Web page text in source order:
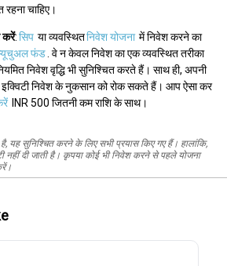
चाहिए।
करें:सिप या व्यवस्थितनिवेश योजना में निवेश करने का
फंड . वे न केवल निवेश का एक व्यवस्थित तरीका
निवेश वृद्धि भी सुनिश्चित करते हैं। साथ ही, अपनी
निवेश के नुकसान को रोक सकते हैं। आप ऐसा कर
INR 500 जितनी कम राशि के साथ।
यह सुनिश्चित करने के लिए सभी प्रयास किए गए हैं। हालांकि,
नहीं दी जाती है। कृपया कोई भी निवेश करने से पहले योजना